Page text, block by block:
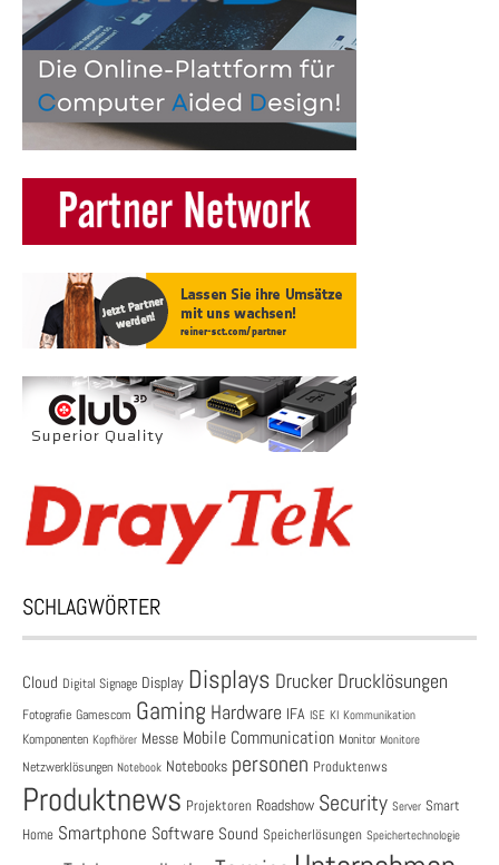
SCHLAGWÖRTER
Cloud Digital Signage Display Displays Drucker Drucklösungen
Fotografie Gamescom Gaming Hardware IFA ISE KI Kommunikation
Komponenten Kopfhörer Messe Mobile Communication Monitor Monitore
Netzwerklösungen Notebook Notebooks personen Produktenws
Produktnews Projektoren Roadshow Security Server Smart
Home Smartphone Software Sound Speicherlösungen Speichertechnologie